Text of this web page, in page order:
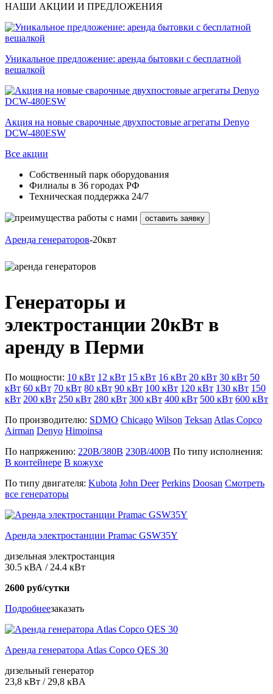
НАШИ АКЦИИ И ПРЕДЛОЖЕНИЯ
Уникальное предложение: аренда бытовки с бесплатной
вешалкой
Акция на новые сварочные двухпостовые агрегаты Denyo
DCW-480ESW
Все акции
Собственный парк оборудования
Филиалы в 36 городах РФ
Техническая поддержка 24/7
оставить заявку
Аренда генераторов-20квт
Генераторы и
электростанции 20кВт в
аренду в Перми
По мощности: 10 кВт 12 кВт 15 кВт 16 кВт 20 кВт 30 кВт 50
кВт 60 кВт 70 кВт 80 кВт 90 кВт 100 кВт 120 кВт 130 кВт 150
кВт 200 кВт 250 кВт 280 кВт 300 кВт 400 кВт 500 кВт 600 кВт
По производителю: SDMO Chicago Wilson Teksan Atlas Copco
Airman Denyo Himoinsa
По напряжению: 220В/380В 230В/400В По типу исполнения:
В контейнере В кожухе
По типу двигателя: Kubota John Deer Perkins Doosan Смотреть
все генераторы
Аренда электростанции Pramac GSW35Y
дизельная электростанция
30.5 кВА / 24.4 кВт
2600 руб/сутки
Подробнеезаказать
Аренда генератора Atlas Copco QES 30
дизельный генератор
23,8 кВт / 29,8 кBА